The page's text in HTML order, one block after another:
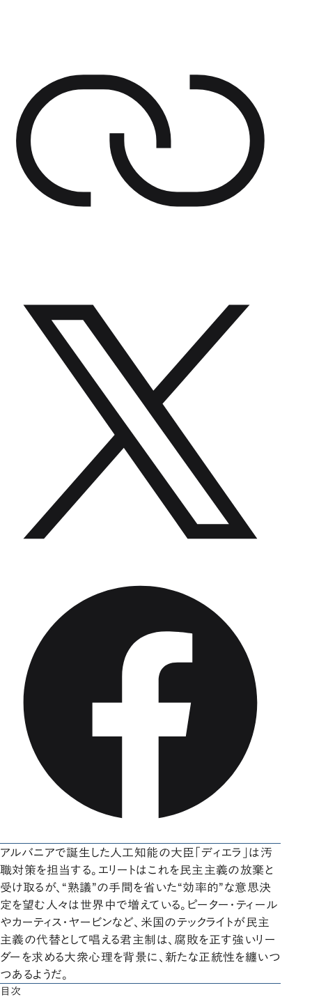
アルバニアで誕生した人工知能の大臣「ディエラ」は汚
職対策を担当する。エリートはこれを民主主義の放棄と
受け取るが、“熟議”の手間を省いた“効率的”な意思決
定を望む人々は世界中で増えている。ピーター・ティール
やカーティス・ヤービンなど、米国のテックライトが民主
主義の代替として唱える君主制は、腐敗を正す強いリー
ダーを求める大衆心理を背景に、新たな正統性を纏いつ
つあるようだ。
目次